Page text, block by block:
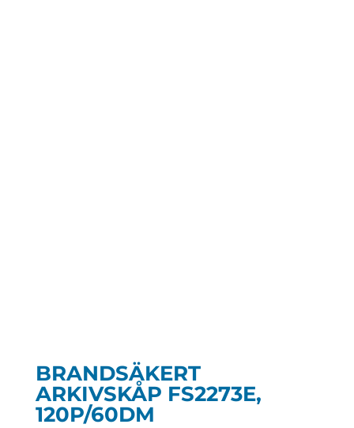
BRANDSÄKERT
ARKIVSKÅP FS2273E,
120P/60DM